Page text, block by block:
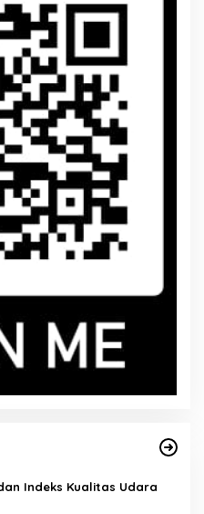
Indeks Kualitas Udara